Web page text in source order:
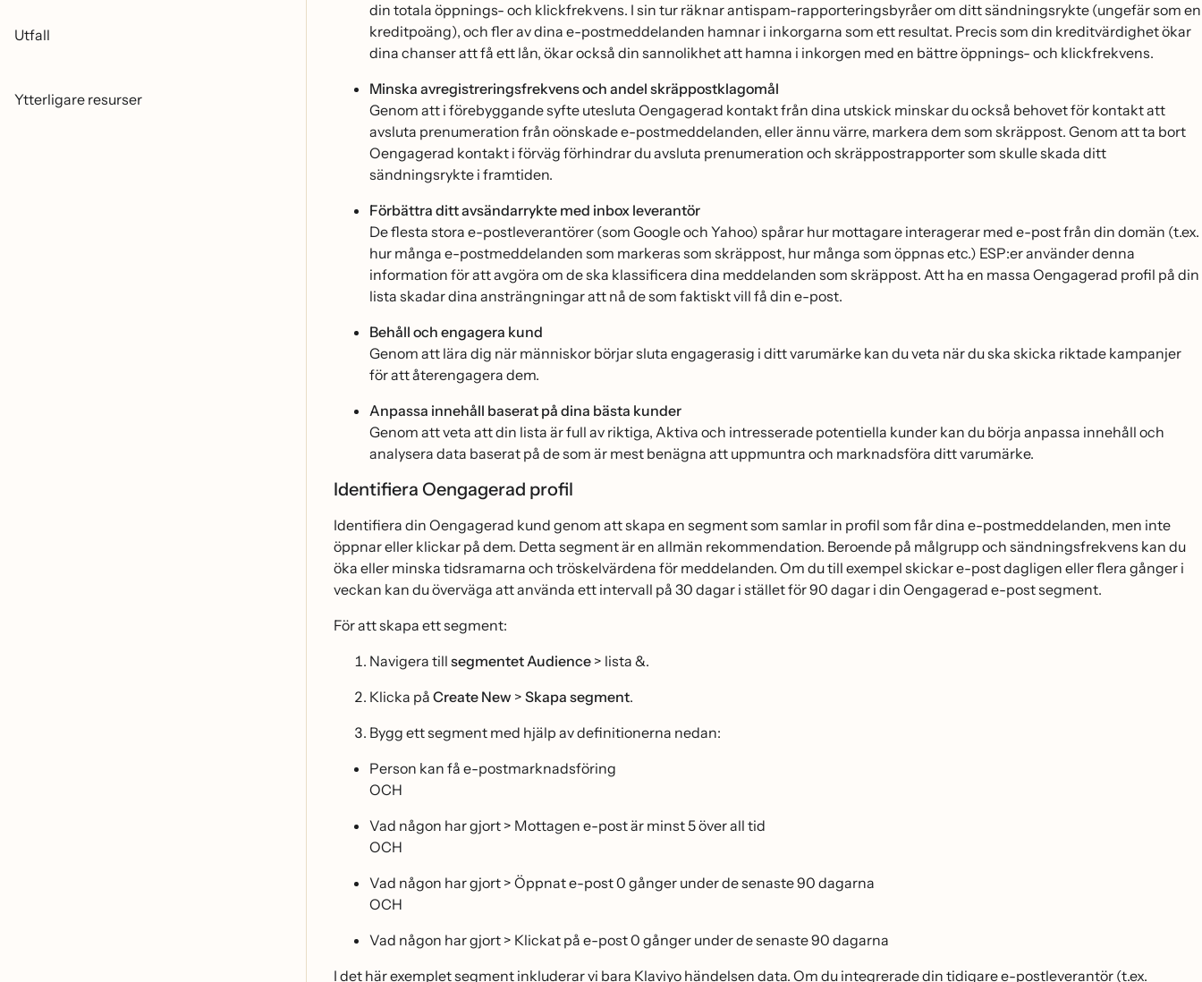
Utfall
Ytterligare resurser
din totala öppnings- och klickfrekvens. I sin tur räknar antispam-rapporteringsbyråer om ditt sändningsrykte (ungefär som en
kreditpoäng), och fler av dina e-postmeddelanden hamnar i inkorgarna som ett resultat. Precis som din kreditvärdighet ökar
dina chanser att få ett lån, ökar också din sannolikhet att hamna i inkorgen med en bättre öppnings- och klickfrekvens.
Minska avregistreringsfrekvens och andel skräppostklagomål
Genom att i förebyggande syfte utesluta Oengagerad kontakt från dina utskick minskar du också behovet för kontakt att
avsluta prenumeration från oönskade e-postmeddelanden, eller ännu värre, markera dem som skräppost. Genom att ta bort
Oengagerad kontakt i förväg förhindrar du avsluta prenumeration och skräppostrapporter som skulle skada ditt
sändningsrykte i framtiden.
Förbättra ditt avsändarrykte med inbox leverantör
De flesta stora e-postleverantörer (som Google och Yahoo) spårar hur mottagare interagerar med e-post från din domän (t.ex.
hur många e-postmeddelanden som markeras som skräppost, hur många som öppnas etc.) ESP:er använder denna
information för att avgöra om de ska klassificera dina meddelanden som skräppost. Att ha en massa Oengagerad profil på din
lista skadar dina ansträngningar att nå de som faktiskt vill få din e-post.
Behåll och engagera kund
Genom att lära dig när människor börjar sluta engagerasig i ditt varumärke kan du veta när du ska skicka riktade kampanjer
för att återengagera dem.
Anpassa innehåll baserat på dina bästa kunder
Genom att veta att din lista är full av riktiga, Aktiva och intresserade potentiella kunder kan du börja anpassa innehåll och
analysera data baserat på de som är mest benägna att uppmuntra och marknadsföra ditt varumärke.
Identifiera Oengagerad profil
Identifiera din Oengagerad kund genom att skapa en segment som samlar in profil som får dina e-postmeddelanden, men inte
öppnar eller klickar på dem. Detta segment är en allmän rekommendation. Beroende på målgrupp och sändningsfrekvens kan du
öka eller minska tidsramarna och tröskelvärdena för meddelanden. Om du till exempel skickar e-post dagligen eller flera gånger i
veckan kan du överväga att använda ett intervall på 30 dagar i stället för 90 dagar i din Oengagerad e-post segment.
För att skapa ett segment:
Navigera till segmentetAudience > lista &.
Klicka på Create New > Skapa segment.
Bygg ett segment med hjälp av definitionerna nedan:
Person kan få e-postmarknadsföring
OCH
Vad någon har gjort > Mottagen e-post är minst 5 över all tid
OCH
Vad någon har gjort > Öppnat e-post 0 gånger under de senaste 90 dagarna
OCH
Vad någon har gjort > Klickat på e-post 0 gånger under de senaste 90 dagarna
I det här exemplet segment inkluderar vi bara Klaviyo händelsen data. Om du integrerade din tidigare e-postleverantör (t.ex.